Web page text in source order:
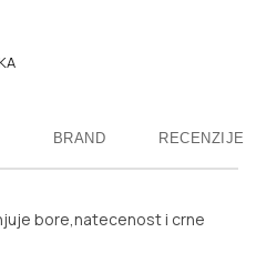
BRAND RECENZIJE
bore,natecenost i crne